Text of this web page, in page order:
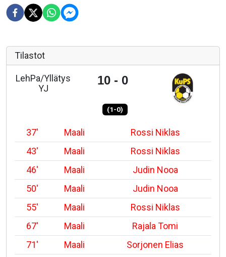
Tilastot
LehPa/Yllätys
YJ
10 - 0
(1-0)
37' Maali
Rossi Niklas
43'
Maali
Rossi Niklas
46'
Maali
Judin Nooa
50'
Maali
Judin Nooa
55'
Maali
Rossi Niklas
67'
Maali
Rajala Tomi
71'
Maali
Sorjonen Elias